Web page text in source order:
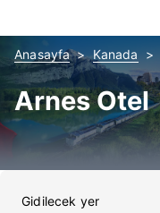
Anasayfa Kanada
Arnes Otel
Gidilecek yer